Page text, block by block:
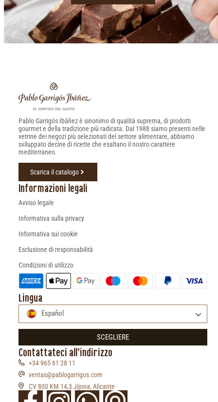
Pablo Garrigós Ibáñez è sinonimo di qualità suprema, di prodotti
gourmet e della tradizione più radicata. Dal 1988 siamo presenti nelle
vetrine dei negozi più selezionati del settore alimentare, abbiamo
sviluppato decine di ricette che esaltano il nostro carattere
mediterraneo.
Scarica il catalogo
Informazioni legali
Avviso legale
Informativa sulla privacy
Informativa sui cookie
Esclusione di responsabilità
Condizioni di utilizzo
Lingua
Español
SCEGLIERE
Contattateci all'indirizzo
+34 965 61 28 11
ventas@pablogarrigos.com
CV 800 KM 14,3 Jijona, Alicante